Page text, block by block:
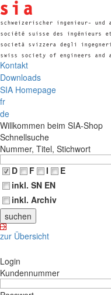
Kontakt
Downloads
SIA Homepage
fr
de
Willkommen beim SIA-Shop
Schnellsuche
Nummer, Titel, Stichwort
D
F I
E
inkl. SN EN
inkl. Archiv
zur Übersicht
Login
Kundennummer